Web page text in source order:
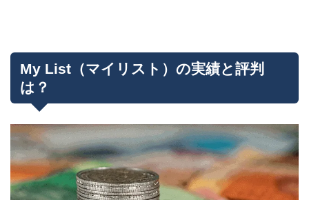
My List（マイリスト）の実績と評判
は？